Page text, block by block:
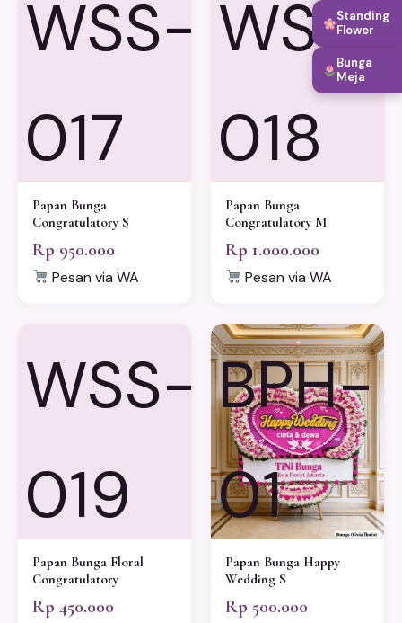
WSS-
017
Papan Bunga
Congratulatory S
Rp 950.000
Pesan via WA
WSS-
018
Papan Bunga
Congratulatory M
Rp 1.000.000
Pesan via WA
WSS-
019
Papan Bunga Floral
Congratulatory
Rp 450.000
BPH-
01
Papan Bunga Happy
Wedding S
Rp 500.000
Standing
Flower
Bunga
Meja